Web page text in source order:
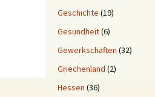
Geschichte (19)
Gesundheit(6)
Gewerkschaften (32)
Griechenland (2)
Hessen (36)